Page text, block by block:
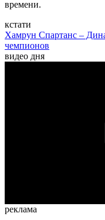
времени.
кстати
Хамрун Спартанс –
чемпионов
видео дня
реклама